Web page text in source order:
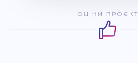
ОЦІНИ ПРОЄКТ